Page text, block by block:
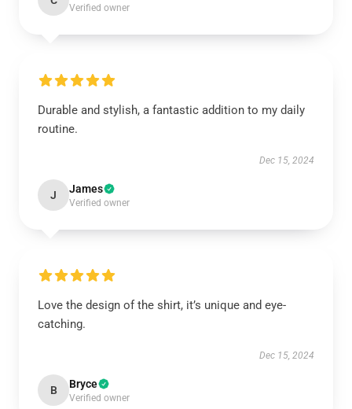
Verified owner
Durable and stylish, a fantastic addition to my daily
routine.
Dec 15, 2024
J James
Verified owner
Love the design of the shirt, it’s unique and eye-
catching.
Dec 15, 2024
B Bryce
Verified owner